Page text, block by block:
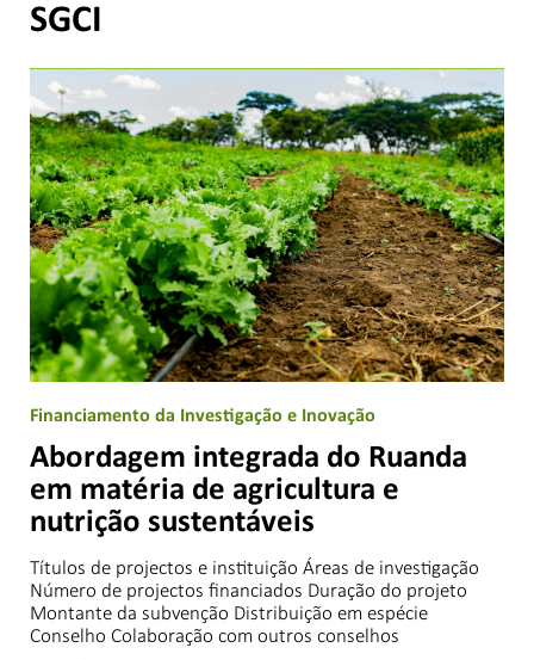
SGCI
Financiamento da Investigação e Inovação
Abordagem integrada do Ruanda
em matéria de agricultura e
nutrição sustentáveis
Títulos de projectos e instituição Áreas de investigação
Número de projectos financiados Duração do projeto
Montante da subvenção Distribuição em espécie
Conselho Colaboração com outros conselhos